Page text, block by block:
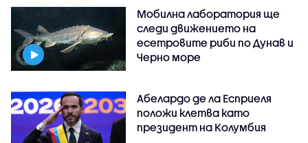
Мобилна лаборатория ще
следи движението на
есетровите риби по Дунав и
Черно море
Абелардо де ла Есприеля
положи клетва като
президент на Колумбия